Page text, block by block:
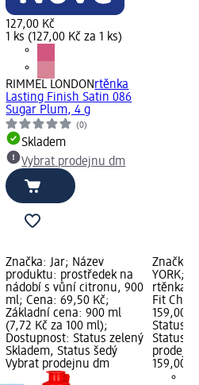
127,00 Kč
1 ks (127,00 Kč za 1 ks)
RIMMEL LONDONrtěnka
Lasting Finish Satin 086
Sugar Plum, 4 g
(0)
Skladem
Vybrat prodejnu dm
Značka: Jar; Název
produktu: prostředek na
nádobí s vůní citronu, 900
ml; Cena: 69,50 Kč;
Základní cena: 900 ml
(7,72 Kč za 100 ml);
Dostupnost: Status zelený
Skladem, Status šedý
Vybrat prodejnu dm
Značka:
YORK;
rtěnka
Fit
159,00
Status
Status
159,00